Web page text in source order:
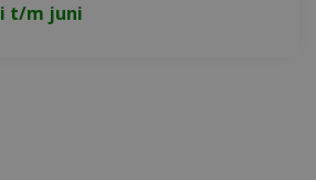
t/m juni